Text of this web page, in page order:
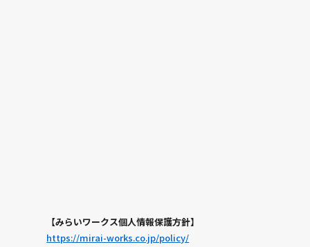
【みらいワークス個人情報保護方針】
https://mirai-works.co.jp/policy/